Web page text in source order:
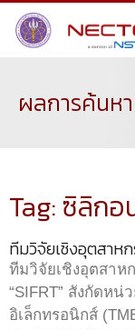
ผลการค้นหา
Tag: ซิลิกอ
ทีมวิจัยเชิงอุตสาห
ทีมวิจัยเชิงอุตสาห
“SIFRT” สังกัดห
อิเล็กทรอนิกส์